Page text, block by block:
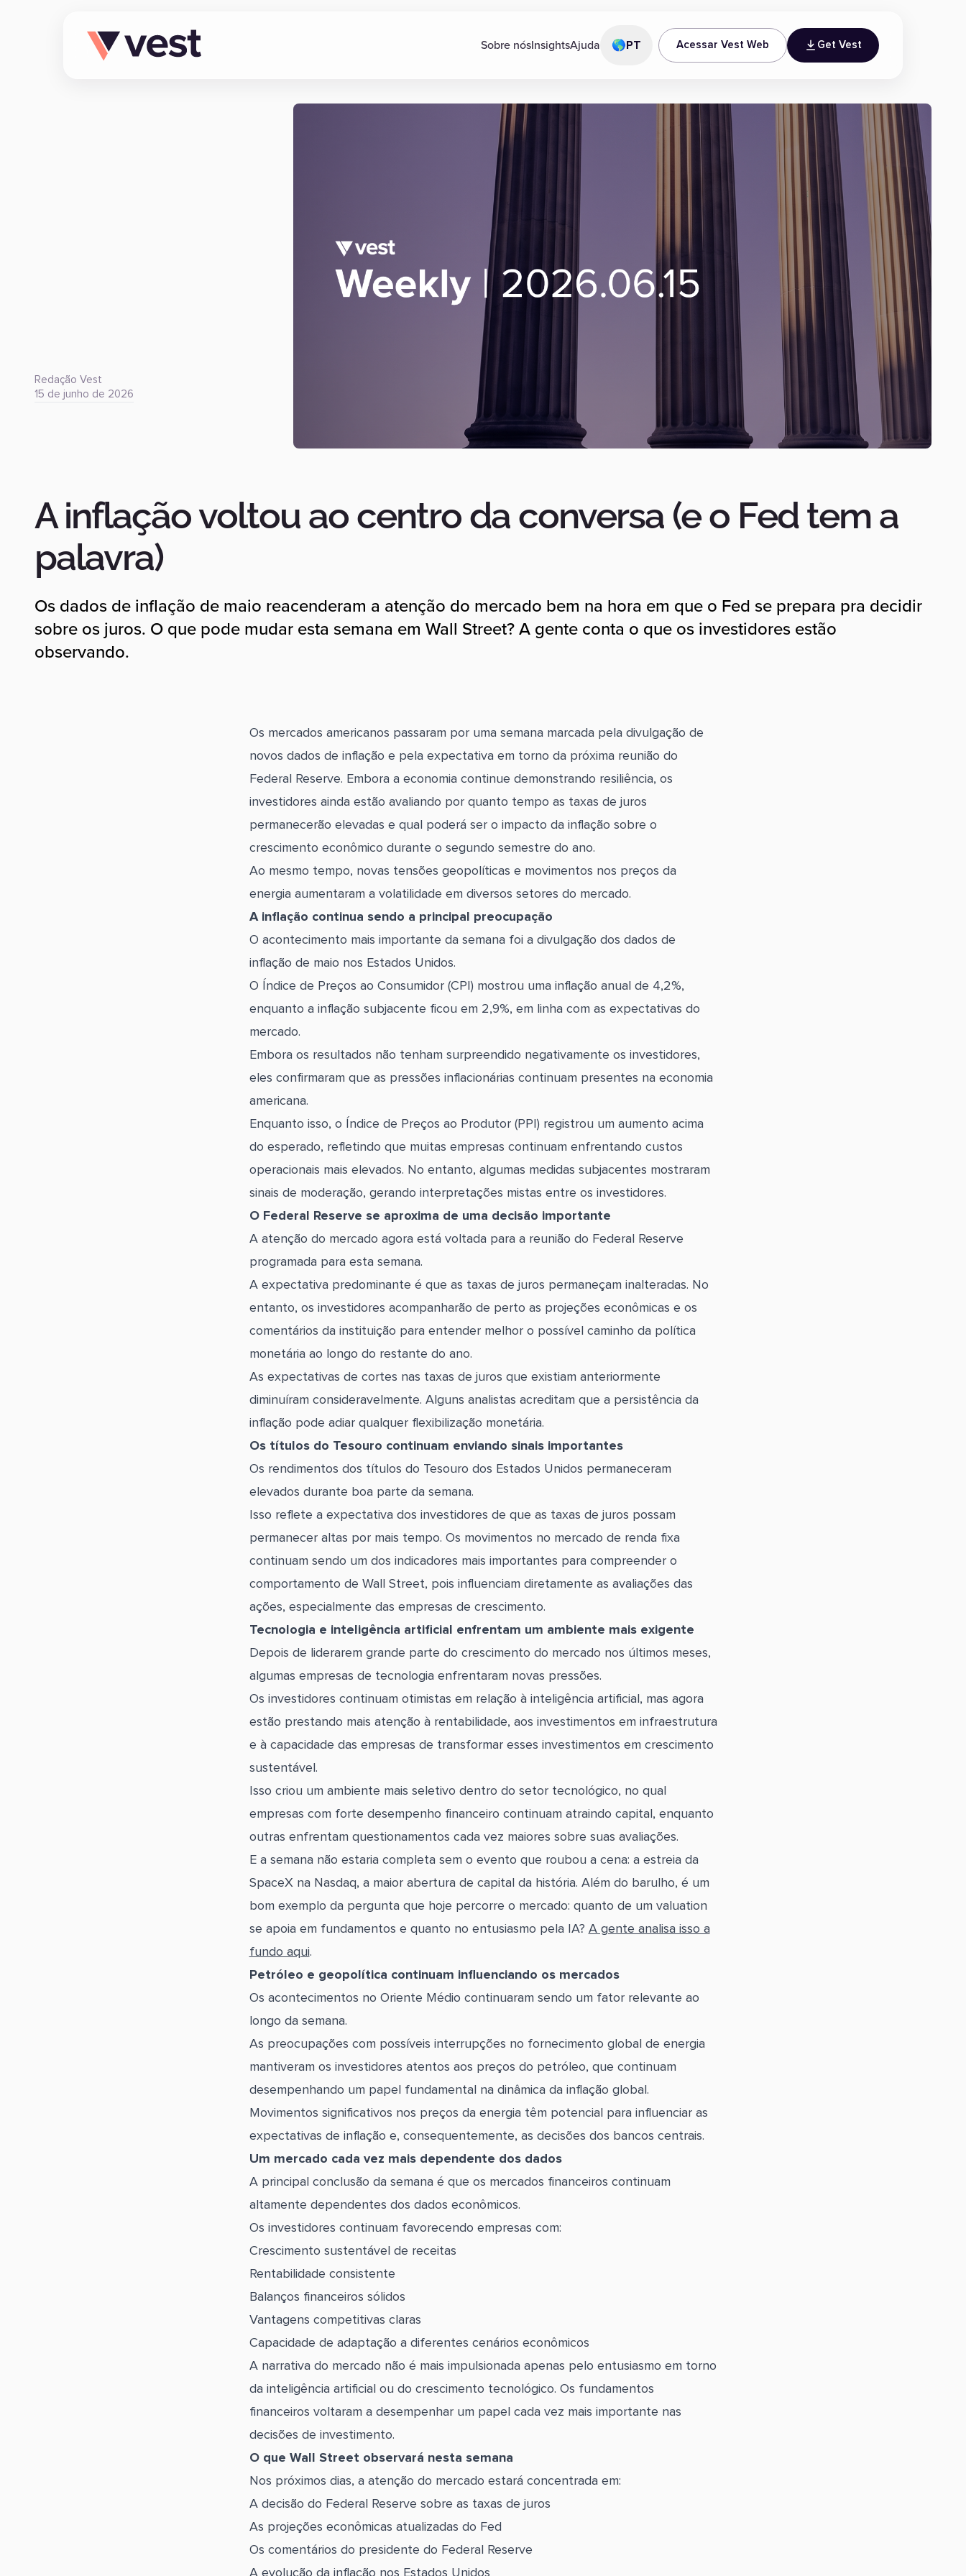
Sobre nósInsightsAjuda 🌎 PT Acessar Vest Web Get Vest
Redação Vest
15 de junho de 2026
A inflação voltou ao centro da conversa (e o Fed tem a
palavra)
Os dados de inflação de maio reacenderam a atenção do mercado bem na hora em que o Fed se prepara pra decidir
sobre os juros. O que pode mudar esta semana em Wall Street? A gente conta o que os investidores estão
observando.
Os mercados americanos passaram por uma semana marcada pela divulgação de
novos dados de inflação e pela expectativa em torno da próxima reunião do
Federal Reserve. Embora a economia continue demonstrando resiliência, os
investidores ainda estão avaliando por quanto tempo as taxas de juros
permanecerão elevadas e qual poderá ser o impacto da inflação sobre o
crescimento econômico durante o segundo semestre do ano.
Ao mesmo tempo, novas tensões geopolíticas e movimentos nos preços da
energia aumentaram a volatilidade em diversos setores do mercado.
A inflação continua sendo a principal preocupação
O acontecimento mais importante da semana foi a divulgação dos dados de
inflação de maio nos Estados Unidos.
O Índice de Preços ao Consumidor (CPI) mostrou uma inflação anual de 4,2%,
enquanto a inflação subjacente ficou em 2,9%, em linha com as expectativas do
mercado.
Embora os resultados não tenham surpreendido negativamente os investidores,
eles confirmaram que as pressões inflacionárias continuam presentes na economia
americana.
Enquanto isso, o Índice de Preços ao Produtor (PPI) registrou um aumento acima
do esperado, refletindo que muitas empresas continuam enfrentando custos
operacionais mais elevados. No entanto, algumas medidas subjacentes mostraram
sinais de moderação, gerando interpretações mistas entre os investidores.
O Federal Reserve se aproxima de uma decisão importante
A atenção do mercado agora está voltada para a reunião do Federal Reserve
programada para esta semana.
A expectativa predominante é que as taxas de juros permaneçam inalteradas. No
entanto, os investidores acompanharão de perto as projeções econômicas e os
comentários da instituição para entender melhor o possível caminho da política
monetária ao longo do restante do ano.
As expectativas de cortes nas taxas de juros que existiam anteriormente
diminuíram consideravelmente. Alguns analistas acreditam que a persistência da
inflação pode adiar qualquer flexibilização monetária.
Os títulos do Tesouro continuam enviando sinais importantes
Os rendimentos dos títulos do Tesouro dos Estados Unidos permaneceram
elevados durante boa parte da semana.
Isso reflete a expectativa dos investidores de que as taxas de juros possam
permanecer altas por mais tempo. Os movimentos no mercado de renda fixa
continuam sendo um dos indicadores mais importantes para compreender o
comportamento de Wall Street, pois influenciam diretamente as avaliações das
ações, especialmente das empresas de crescimento.
Tecnologia e inteligência artificial enfrentam um ambiente mais exigente
Depois de liderarem grande parte do crescimento do mercado nos últimos meses,
algumas empresas de tecnologia enfrentaram novas pressões.
Os investidores continuam otimistas em relação à inteligência artificial, mas agora
estão prestando mais atenção à rentabilidade, aos investimentos em infraestrutura
e à capacidade das empresas de transformar esses investimentos em crescimento
sustentável.
Isso criou um ambiente mais seletivo dentro do setor tecnológico, no qual
empresas com forte desempenho financeiro continuam atraindo capital, enquanto
outras enfrentam questionamentos cada vez maiores sobre suas avaliações.
E a semana não estaria completa sem o evento que roubou a cena: a estreia da
SpaceX na Nasdaq, a maior abertura de capital da história. Além do barulho, é um
bom exemplo da pergunta que hoje percorre o mercado: quanto de um valuation
se apoia em fundamentos e quanto no entusiasmo pela IA? A gente analisa isso a
fundo aqui.
Petróleo e geopolítica continuam influenciando os mercados
Os acontecimentos no Oriente Médio continuaram sendo um fator relevante ao
longo da semana.
As preocupações com possíveis interrupções no fornecimento global de energia
mantiveram os investidores atentos aos preços do petróleo, que continuam
desempenhando um papel fundamental na dinâmica da inflação global.
Movimentos significativos nos preços da energia têm potencial para influenciar as
expectativas de inflação e, consequentemente, as decisões dos bancos centrais.
Um mercado cada vez mais dependente dos dados
A principal conclusão da semana é que os mercados financeiros continuam
altamente dependentes dos dados econômicos.
Os investidores continuam favorecendo empresas com:
Crescimento sustentável de receitas
Rentabilidade consistente
Balanços financeiros sólidos
Vantagens competitivas claras
Capacidade de adaptação a diferentes cenários econômicos
A narrativa do mercado não é mais impulsionada apenas pelo entusiasmo em torno
da inteligência artificial ou do crescimento tecnológico. Os fundamentos
financeiros voltaram a desempenhar um papel cada vez mais importante nas
decisões de investimento.
O que Wall Street observará nesta semana
Nos próximos dias, a atenção do mercado estará concentrada em:
A decisão do Federal Reserve sobre as taxas de juros
As projeções econômicas atualizadas do Fed
Os comentários do presidente do Federal Reserve
A evolução da inflação nos Estados Unidos